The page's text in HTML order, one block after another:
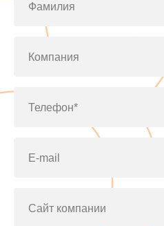
Фамилия
Компания
Телефон*
E-mail
Сайт компании